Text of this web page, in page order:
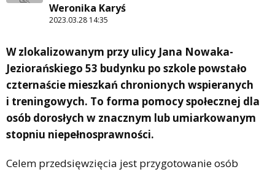
Weronika Karyś
2023.03.28 14:35
W zlokalizowanym przy ulicy Jana Nowaka-
Jeziorańskiego 53 budynku po szkole powstało
czternaście mieszkań chronionych wspieranych
i treningowych. To forma pomocy społecznej dla
osób dorosłych w znacznym lub umiarkowanym
stopniu niepełnosprawności.
Celem przedsięwzięcia jest przygotowanie osób